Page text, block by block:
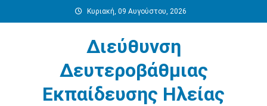
στο
Κυριακή, 09 Αυγούστου, 2026
Διεύθυνση
Δευτεροβάθμιας
Εκπαίδευσης Ηλείας